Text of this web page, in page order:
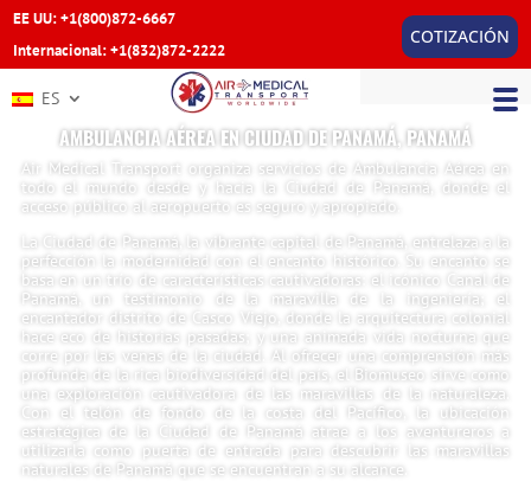
EE UU: +1(800)872-6667
Internacional: +1(832)872-2222
COTIZACIÓN
ES
AMBULANCIA AÉREA EN CIUDAD DE PANAMÁ, PANAMÁ
Air Medical Transport organiza servicios de Ambulancia Aérea en
todo el mundo desde y hacia la Ciudad de Panamá, donde el
acceso público al aeropuerto es seguro y apropiado.
La Ciudad de Panamá, la vibrante capital de Panamá, entrelaza a la
perfección la modernidad con el encanto histórico. Su encanto se
basa en un trío de características cautivadoras: el icónico Canal de
Panamá, un testimonio de la maravilla de la ingeniería; el
encantador distrito de Casco Viejo, donde la arquitectura colonial
hace eco de historias pasadas; y una animada vida nocturna que
corre por las venas de la ciudad. Al ofrecer una comprensión más
profunda de la rica biodiversidad del país, el Biomuseo sirve como
una exploración cautivadora de las maravillas de la naturaleza.
Con el telón de fondo de la costa del Pacífico, la ubicación
estratégica de la Ciudad de Panamá atrae a los aventureros a
utilizarla como puerta de entrada para descubrir las maravillas
naturales de Panamá que se encuentran a su alcance.